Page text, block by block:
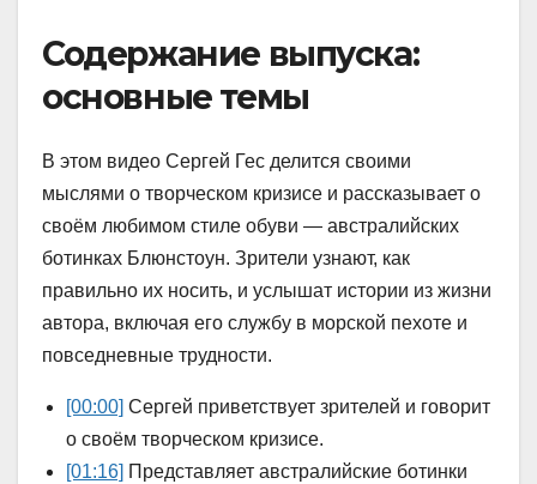
Содержание выпуска:
основные темы
В этом видео Сергей Гес делится своими
мыслями о творческом кризисе и рассказывает о
своём любимом стиле обуви — австралийских
ботинках Блюнстоун. Зрители узнают, как
правильно их носить, и услышат истории из жизни
автора, включая его службу в морской пехоте и
повседневные трудности.
[00:00] Сергей приветствует зрителей и говорит
о своём творческом кризисе.
[01:16] Представляет австралийские ботинки